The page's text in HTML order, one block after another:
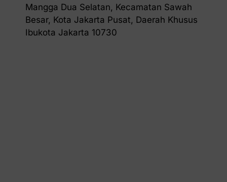
Mangga Dua Selatan, Kecamatan Sawah
Besar, Kota Jakarta Pusat, Daerah Khusus
Ibukota Jakarta 10730